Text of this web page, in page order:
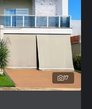
17